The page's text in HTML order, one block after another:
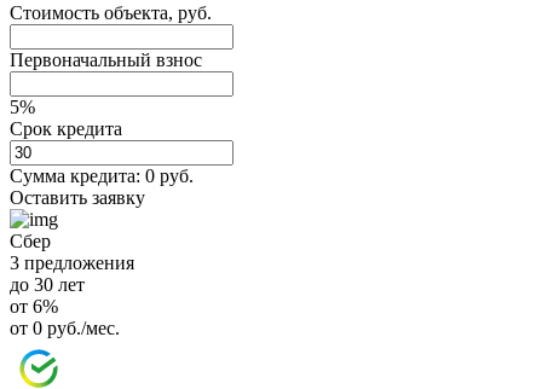
Стоимость объекта, руб.
Первоначальный взнос
5%
Срок кредита
Сумма кредита: 0 руб.
Оставить заявку
Сбер
3 предложения
до 30 лет
от 6%
от 0 руб./мес.